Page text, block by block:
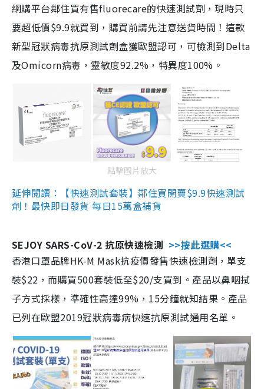
網購平台鄰住買有售fluorecare的快速測試劑，現時只
要超低價$9.9就買到，購買前請先注意送貨時間！這款
新型冠狀病毒抗原測試劑盒獲歐盟認可，可檢測到Delta
及Omicorn病毒，靈敏度92.2%，特異度100%。
點擊圖片放大
延伸閱讀：【快速測試套裝】鄰住買開賣$9.9快速測試
劑！最快即日發貨 每日15萬盒補貨
SEJOY SARS-CoV-2 抗原快速檢測 >>按此選購<<
香港口罩品牌HK-M Mask抗疫價發售快速檢測劑，單支
裝$22，而購買500套裝低至$20/支買到。產品以鼻咽拭
子方式採樣，準確性高達99%，15分鐘就知結果。產品
已列在歐盟2019冠狀病毒病快速抗原測試通用名單。